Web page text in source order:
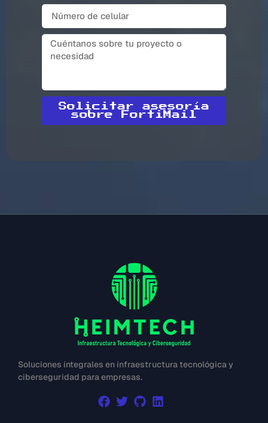
Solicitar asesoría
sobre FortiMail
Soluciones integrales en infraestructura tecnológica y
ciberseguridad para empresas.